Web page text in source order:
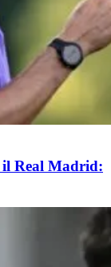
Real Madrid: